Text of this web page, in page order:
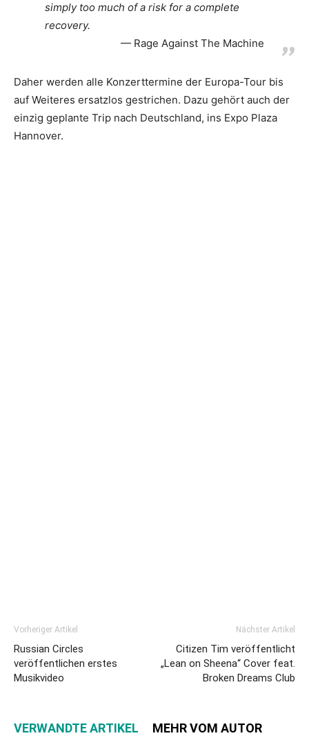
simply too much of a risk for a complete
recovery.
Rage Against The Machine
Daher werden alle Konzerttermine der Europa-Tour bis
auf Weiteres ersatzlos gestrichen. Dazu gehört auch der
einzig geplante Trip nach Deutschland, ins Expo Plaza
Hannover.
Vorheriger Artikel
Russian Circles
veröffentlichen erstes
Musikvideo
Nächster Artikel
Citizen Tim veröffentlicht
„Lean on Sheena“ Cover feat.
Broken Dreams Club
VERWANDTE ARTIKEL MEHR VOM AUTOR